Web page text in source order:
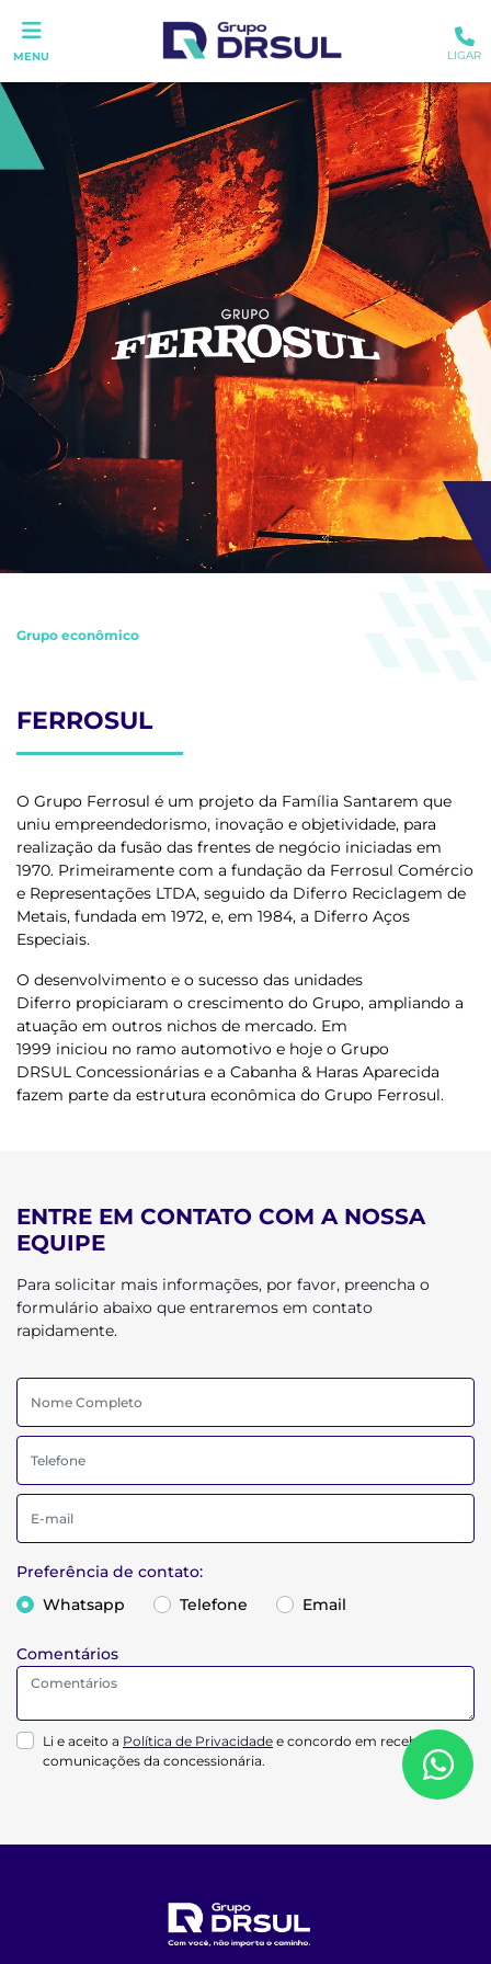
MENU LIGAR
Grupo econômico
FERROSUL
O Grupo Ferrosul é um projeto da Família Santarem que
uniu empreendedorismo, inovação e objetividade, para
realização da fusão das frentes de negócio iniciadas em
1970. Primeiramente com a fundação da Ferrosul Comércio
e Representações LTDA, seguido da Diferro Reciclagem de
Metais, fundada em 1972, e, em 1984, a Diferro Aços
Especiais.
O desenvolvimento e o sucesso das unidades
Diferro propiciaram o crescimento do Grupo, ampliando a
atuação em outros nichos de mercado. Em
1999 iniciou no ramo automotivo e hoje o Grupo
DRSUL Concessionárias e a Cabanha & Haras Aparecida
fazem parte da estrutura econômica do Grupo Ferrosul.
ENTRE EM CONTATO COM A NOSSA
EQUIPE
Para solicitar mais informações, por favor, preencha o
formulário abaixo que entraremos em contato
rapidamente.
Preferência de contato:
Whatsapp
Telefone Email
Comentários
Li e aceito a Política de Privacidade e concordo em receber
comunicações da concessionária.